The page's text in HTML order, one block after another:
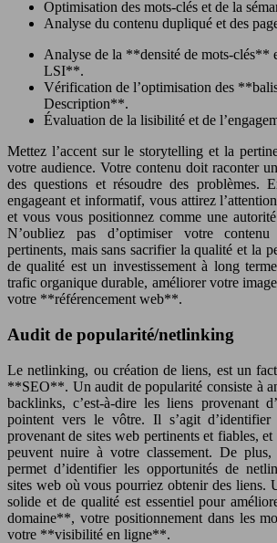
Optimisation des mots-clés et de la
Analyse du contenu dupliqué et des
Analyse de la **densité de mots-clés**
LSI**.
Vérification de l’optimisation des
Description**.
Évaluation de la lisibilité et de
Mettez l’accent sur le storytelling et la
votre audience. Votre contenu doit raconter
des questions et résoudre des problèmes.
engageant et informatif, vous attirez
et vous vous positionnez comme une
N’oubliez pas d’optimiser votre
pertinents, mais sans sacrifier la qualité et la
de qualité est un investissement à long
trafic organique durable, améliorer votre
votre **référencement web**.
Audit de popularité/netlinking
Le netlinking, ou création de liens, est un
**SEO**. Un audit de popularité consiste à
backlinks, c’est-à-dire les liens provenant
pointent vers le vôtre. Il s’agit
provenant de sites web pertinents et fiables,
peuvent nuire à votre classement. De plus,
permet d’identifier les opportunités de
sites web où vous pourriez obtenir des liens.
solide et de qualité est essentiel pour
domaine**, votre positionnement dans les
votre **visibilité en ligne**.